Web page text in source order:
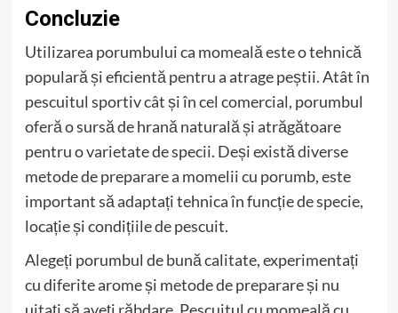
Concluzie
Utilizarea porumbului ca momeală este o tehnică
populară și eficientă pentru a atrage peștii. Atât în
pescuitul sportiv cât și în cel comercial, porumbul
oferă o sursă de hrană naturală și atrăgătoare
pentru o varietate de specii. Deși există diverse
metode de preparare a momelii cu porumb, este
important să adaptați tehnica în funcție de specie,
locație și condițiile de pescuit.
Alegeți porumbul de bună calitate, experimentați
cu diferite arome și metode de preparare și nu